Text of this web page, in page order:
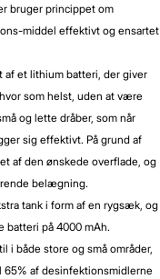
bruger princippet om
middel effektivt og ensartet
af et lithium batteri, der giver
som helst, uden at være
og lette dråber, som når
sig effektivt. På grund af
af den ønskede overflade, og
belægning.
tank i form af en rygsæk, og
batteri på 4000 mAh.
i både store og små områder,
af desinfektionsmidlerne